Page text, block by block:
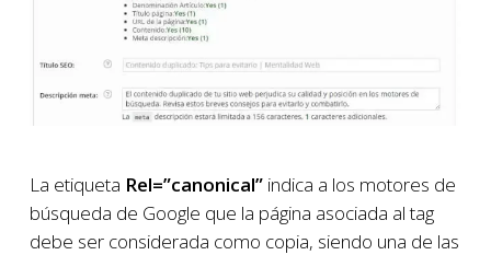
La etiqueta Rel=”canonical” indica a los motores de
búsqueda de Google que la página asociada al tag
debe ser considerada como copia, siendo una de las